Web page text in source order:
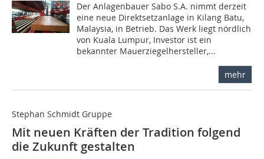
Der Anlagenbauer Sabo S.A. nimmt derzeit
eine neue Direktsetzanlage in Kilang Batu,
Malaysia, in Betrieb. Das Werk liegt nördlich
von Kuala Lumpur, Investor ist ein
bekannter Mauerziegelhersteller,...
mehr
Stephan Schmidt Gruppe
Mit neuen Kräften der Tradition folgend
die Zukunft gestalten